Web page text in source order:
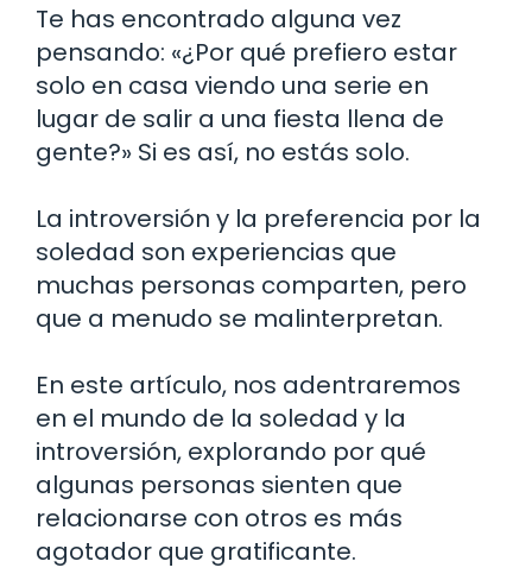
Te has encontrado alguna vez
pensando: «¿Por qué prefiero estar
solo en casa viendo una serie en
lugar de salir a una fiesta llena de
gente?» Si es así, no estás solo.
La introversión y la preferencia por la
soledad son experiencias que
muchas personas comparten, pero
que a menudo se malinterpretan.
En este artículo, nos adentraremos
en el mundo de la soledad y la
introversión, explorando por qué
algunas personas sienten que
relacionarse con otros es más
agotador que gratificante.